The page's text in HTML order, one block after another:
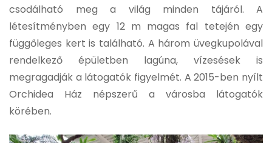
csodálható meg a világ minden tájáról. A
létesítményben egy 12 m magas fal tetején egy
függőleges kert is található. A három üvegkupolával
rendelkező épületben lagúna, vízesések is
megragadják a látogatók figyelmét. A 2015-ben nyílt
Orchidea Ház népszerű a városba látogatók
körében.